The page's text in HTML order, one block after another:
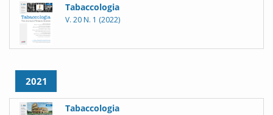
Tabaccologia
V. 20 N. 1 (2022)
2021
Tabaccologia